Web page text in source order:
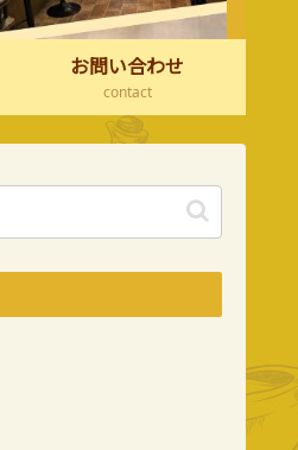
お問い合わせ
contact